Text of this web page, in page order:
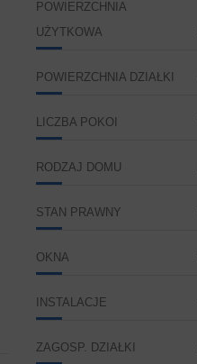
POWIERZCHNIA
UŻYTKOWA
POWIERZCHNIA DZIAŁKI
LICZBA POKOI
RODZAJ DOMU
STAN PRAWNY
OKNA
INSTALACJE
ZAGOSP. DZIAŁKI